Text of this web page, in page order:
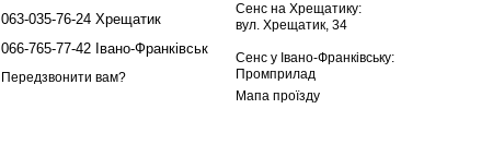
063-035-76-24 Хрещатик
066-765-77-42 Івано-Франківськ
Передзвонити вам?
Сенс на Хрещатику:
вул. Хрещатик, 34
Сенс у Івано-Франківську:
Промприлад
Мапа проїзду